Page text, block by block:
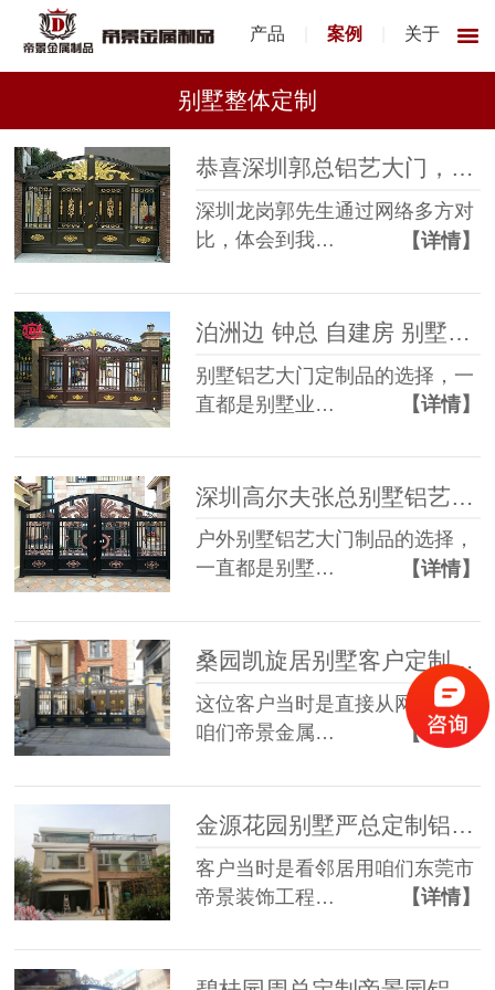
产品 案例 关于
别墅整体定制
恭喜深圳郭总铝艺大门，铝艺围栏选择帝景园铝艺产品，安装完工！
深圳龙岗郭先生通过网络多方对
比，体会到我…
【详情】
泊洲边 钟总 自建房 别墅铝艺大门、围栏、护栏、定制成功案例
别墅铝艺大门定制品的选择，一
直都是别墅业…
【详情】
户外别墅铝艺大门制品的选择，
一直都是别墅…
【详情】
桑园凯旋居别墅客户定制别墅铝艺大门
这位客户当时是直接从网上看到
咱们帝景金属…
【详情】
金源花园别墅严总定制铝艺护栏
客户当时是看邻居用咱们东莞市
帝景装饰工程…
【详情】